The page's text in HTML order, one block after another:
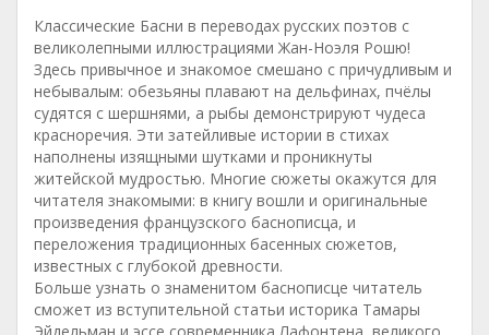
Классические Басни в переводах русских поэтов с
великолепными иллюстрациями Жан-Ноэля Рошю!
Здесь привычное и знакомое смешано с причудливым и
небывалым: обезьяны плавают на дельфинах, пчёлы
судятся с шершнями, а рыбы демонстрируют чудеса
красноречия. Эти затейливые истории в стихах
наполнены изящными шутками и проникнуты
житейской мудростью. Многие сюжеты окажутся для
читателя знакомыми: в книгу вошли и оригинальные
произведения французского баснописца, и
переложения традиционных басенных сюжетов,
известных с глубокой древности.
Больше узнать о знаменитом баснописце читатель
сможет из вступительной статьи историка Тамары